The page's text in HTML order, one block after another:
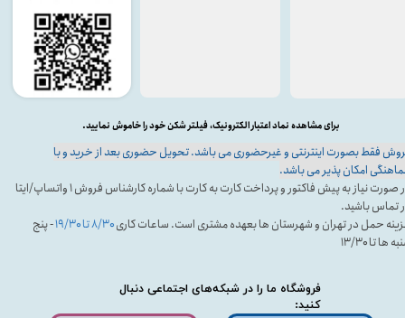
فروشگاه ما را در شبکه‌های اجتماعی دنبال
کنید:
فقط بصورت اینترنتی و غیرحضوری می باشد. تحویل حضوری بعد از خرید و با
امکان پذیر می باشد.
در صورت نیاز به پیش فاکتور و پرداخت کارت به کارت با شماره کارشناس فروش ۱ واتساپ/ایتا
تماس باشید.
حمل در تهران و شهرستان ها بعهده مشتری است. ساعات کاری۸/۳۰ تا ۱۹/۳۰
- پنج
ها تا ۱۳/۳۰
برای مشاهده نماد اعتبار الکترونیک، فیلتر شکن خود را خاموش نمایید.